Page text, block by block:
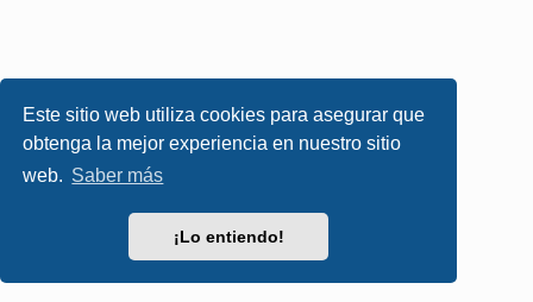
Este sitio web utiliza cookies para asegurar que
obtenga la mejor experiencia en nuestro sitio
web. Saber más
¡Lo entiendo!